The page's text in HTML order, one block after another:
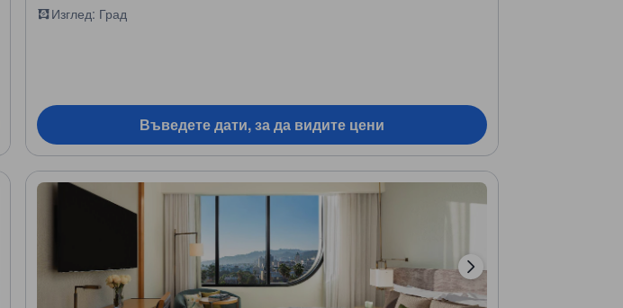
Изглед: Град
Въведете дати, за да видите цени